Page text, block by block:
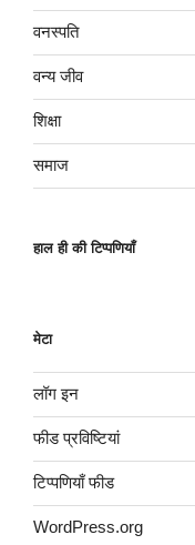
वनस्पति
वन्य जीव
शिक्षा
समाज
हाल ही की टिप्पणियाँ
मेटा
लॉग इन
फीड प्रविष्टियां
टिप्पणियाँ फीड
WordPress.org